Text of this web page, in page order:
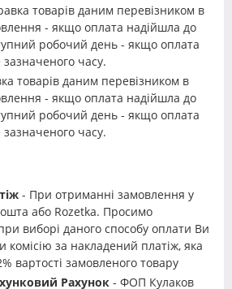
товарів даним перевізником в
- якщо оплата надійшла до
робочий день - якщо оплата
часу.
товарів даним перевізником в
- якщо оплата надійшла до
робочий день - якщо оплата
часу.
- При отриманні замовлення у
або Rozetka. Просимо
виборі даного способу оплати Ви
комісію за накладений платіж, яка
вартості замовленого товару
Рахунок - ФОП Кулаков